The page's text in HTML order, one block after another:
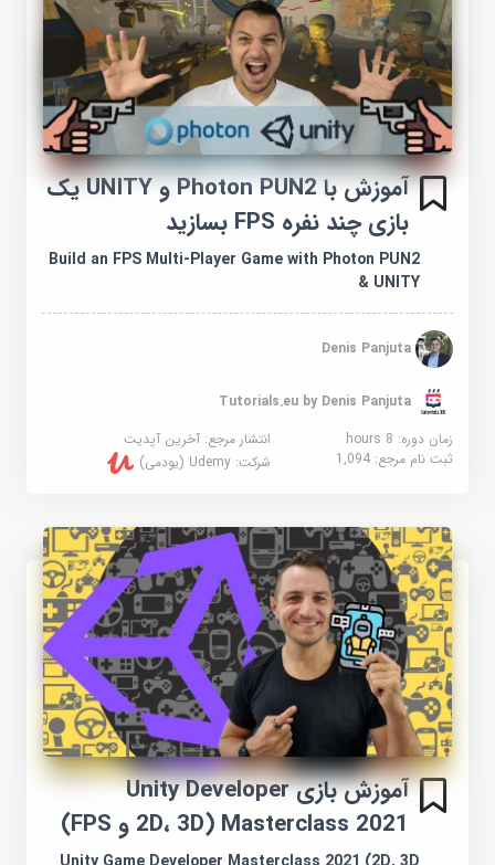
آموزش با Photon PUN2 و UNITY یک
بازی چند نفره FPS بسازید
Build an FPS Multi-Player Game with Photon PUN2
& UNITY
Denis Panjuta
Tutorials.eu by Denis Panjuta
زمان دوره: 8 hours
انتشار مرجع:آخرین آپدیت
ثبت نام مرجع:1,094 شرکت:Udemy (یودمی)
آموزش بازی Unity Developer
Masterclass 2021 (2D، 3D و FPS)